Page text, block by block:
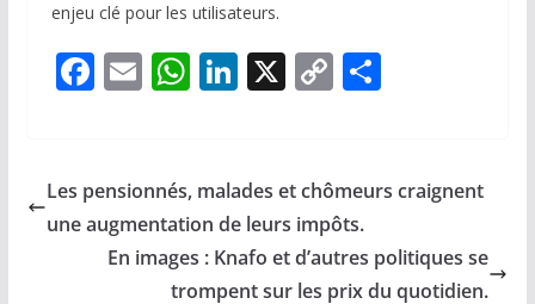
enjeu clé pour les utilisateurs.
F
b
o
o
E
l
W
s
A
p
Li
e
dI
n
X C
y
Li
n
P
g
Les pensionnés, malades et chômeurs craignent
une augmentation de leurs impôts.
En images : Knafo et d’autres politiques se
trompent sur les prix du quotidien.